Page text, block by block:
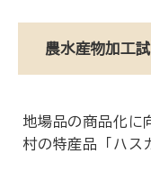
農水産物加工
地場品の商品化に
村の特産品「ハス